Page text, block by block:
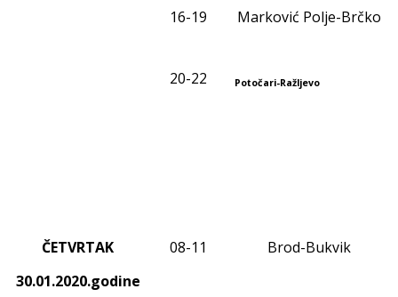
16-19 Marković Polje-Brčko
20-22 Potočari-Ražljevo
ČETVRTAK
30.01.2020.godine
08-1 1 Brod-Bukvik